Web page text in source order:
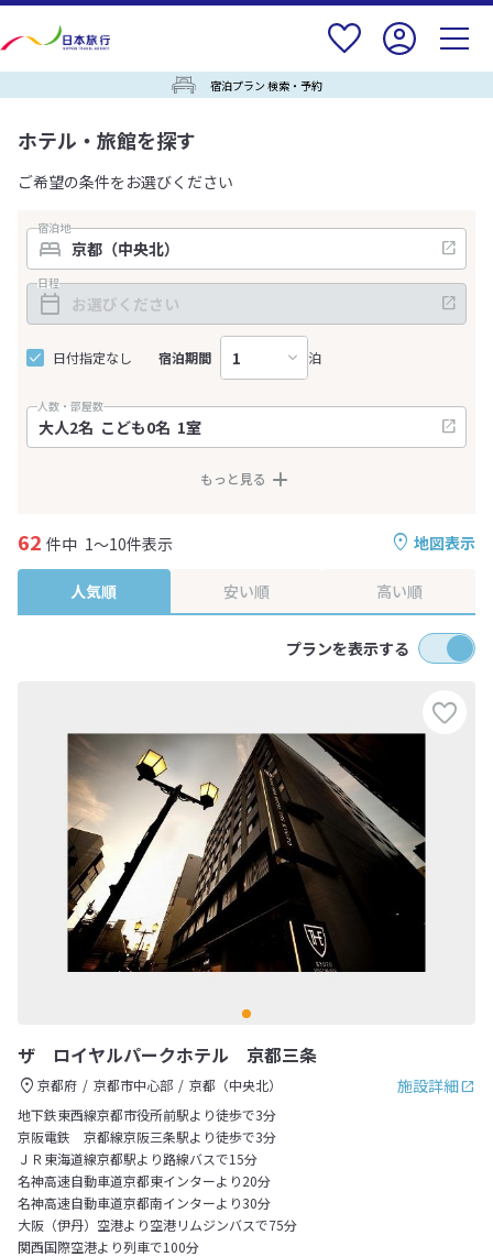
宿泊プラン 検索・予約
ホテル・旅館を探す
ご希望の条件をお選びください
宿泊地
日程
日付指定なし 宿泊期間 泊
人数・部屋数
もっと見る
地図表示
62 件中 1～10件表示
人気順 安い順 高い順
プランを表示する
ザ ロイヤルパークホテル 京都三条
施設詳細
京都府 京都市中心部
京都（中央北）
地下鉄東西線京都市役所前駅より徒歩で3分
京阪電鉄 京都線京阪三条駅より徒歩で3分
ＪＲ東海道線京都駅より路線バスで15分
名神高速自動車道京都東インターより20分
名神高速自動車道京都南インターより30分
大阪（伊丹）空港より空港リムジンバスで75分
関西国際空港より列車で100分